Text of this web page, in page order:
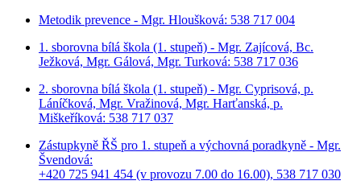
Metodik prevence - Mgr. Hloušková: 538 717 004
1. sborovna bílá škola (1. stupeň) - Mgr. Zajícová, Bc.
Ježková, Mgr. Gálová, Mgr. Turková: 538 717 036
2. sborovna bílá škola (1. stupeň) - Mgr. Cyprisová, p.
Láníčková, Mgr. Vražinová, Mgr. Harťanská, p.
Miškeříková: 538 717 037
Zástupkyně ŘŠ pro 1. stupeň a výchovná poradkyně - Mgr.
Švendová:
+420 725 941 454 (v provozu 7.00 do 16.00), 538 717 030